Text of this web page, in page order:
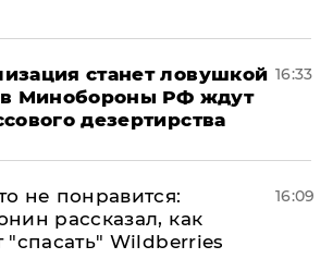
станет ловушкой
в Минобороны РФ ждут
дезертирства
16:33
не понравится:
рассказал, как
"спасать" Wildberries
16:09